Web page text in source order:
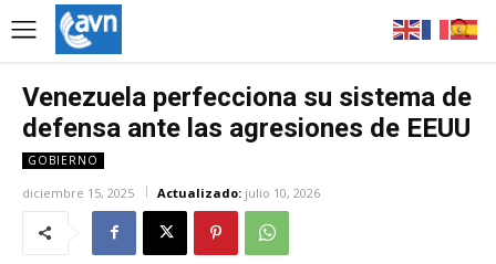
Venezuela perfecciona su sistema de
defensa ante las agresiones de EEUU
GOBIERNO
diciembre 15, 2025 Actualizado: julio 10, 2026